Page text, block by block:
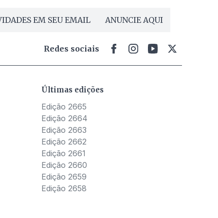
EM SEU EMAIL ANUNCIE AQUI
Redes sociais
Últimas edições
Edição 2665
Edição 2664
Edição 2663
Edição 2662
Edição 2661
Edição 2660
Edição 2659
Edição 2658